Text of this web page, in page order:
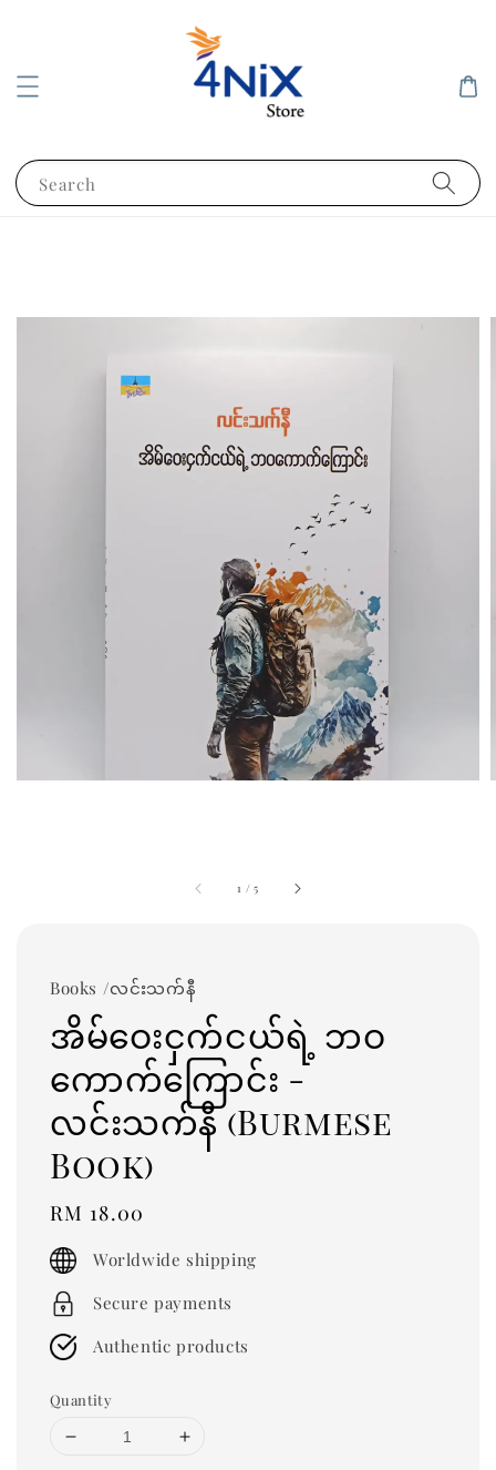
Search
1 /5
Books /လင်းသက်နီ
အိမ်ဝေးငှက်ငယ်ရဲ့ ဘဝ
ကောက်ကြောင်း -
လင်းသက်နီ (Burmese
Book)
Regular
price
RM 18.00
Worldwide shipping
Secure payments
Authentic products
Quantity